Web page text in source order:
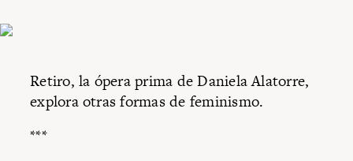
Retiro, la ópera prima de Daniela Alatorre,
explora otras formas de feminismo.
***